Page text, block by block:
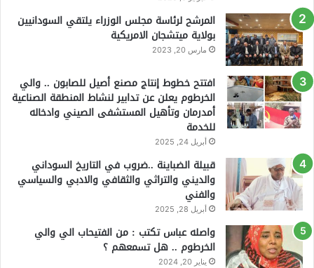
المرشح لرئاسة مجلس الوزراء يلتقي السودانيين
بولاية ميتشجان الامريكية
مارس 20, 2023
افتتح خطوط إنتاج مصنع أصيل للصابون .. والي
الخرطوم يعلن عن تدابير لنشاط المنطقة الصناعية
أمدرمان وتأهيل المستشفى الصيني وادخاله
للخدمة
أبريل 24, 2025
قبيلة الضباينة ..ضروب في التاريخ السوداني
والديني والتراثي والثقافي والادبي والسياسي
والفني
أبريل 28, 2025
واصله عباس تكتب : من الفتيحاب الي والي
الخرطوم .. هل تسمعهم ؟
يناير 20, 2024